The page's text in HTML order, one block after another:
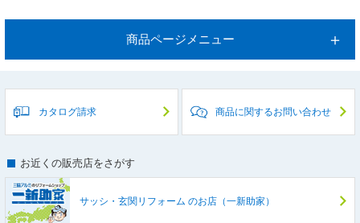
商品ページメニュー
カタログ請求 商品に関するお問い合わせ
お近くの販売店をさがす
サッシ・玄関リフォーム のお店（一新助家）